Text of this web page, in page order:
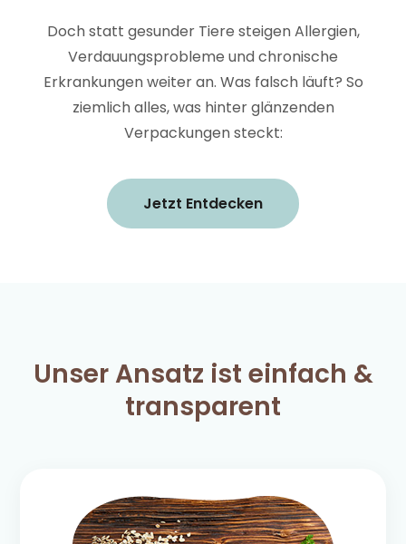
Doch statt gesunder Tiere steigen Allergien,
Verdauungsprobleme und chronische
Erkrankungen weiter an. Was falsch läuft? So
ziemlich alles, was hinter glänzenden
Verpackungen steckt:
Jetzt Entdecken
Unser Ansatz ist einfach &
transparent